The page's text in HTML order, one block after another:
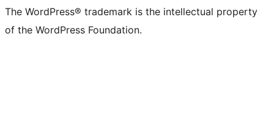
The WordPress® trademark is the intellectual property
of the WordPress Foundation.